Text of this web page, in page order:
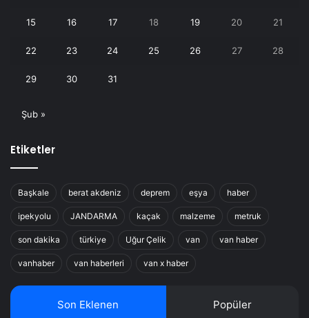
15 16 17 18 19 20 21
22 23 24 25 26 27 28
29 30 31
Şub »
Etiketler
Başkale berat akdeniz deprem eşya haber
ipekyolu JANDARMA kaçak malzeme metruk
son dakika türkiye Uğur Çelik van van haber
vanhaber van haberleri van x haber
Son Eklenen Popüler